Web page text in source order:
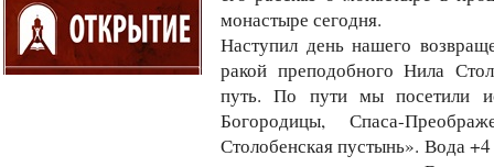
монастыре сегодня.
Наступил день нашего
ракой преподобного Нила
путь. По пути мы посетили
Богородицы, Спаса-
Столобенская пустынь». Вода